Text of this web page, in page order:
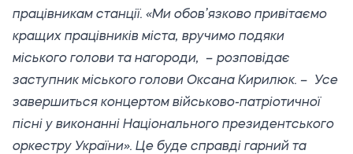
працівникам станції. «Ми обов’язково привітаємо
кращих працівників міста, вручимо подяки
міського голови та нагороди, – розповідає
заступник міського голови Оксана Кирилюк. – Усе
завершиться концертом військово-патріотичної
пісні у виконанні Національного президентського
оркестру України». Це буде справді гарний та